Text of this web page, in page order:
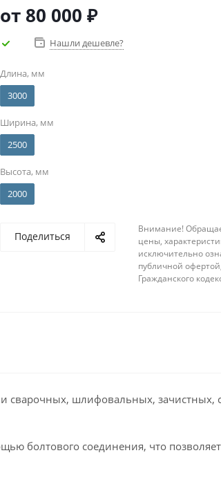
от 80 000 ₽
Нашли дешевле?
Длина, мм
3000
Ширина, мм
2500
Высота, мм
2000
Поделиться
Внимание!
цены,
исключительно
публичной
Гражданского
сварочных, шлифовальных, зачистных,
болтового соединения, что